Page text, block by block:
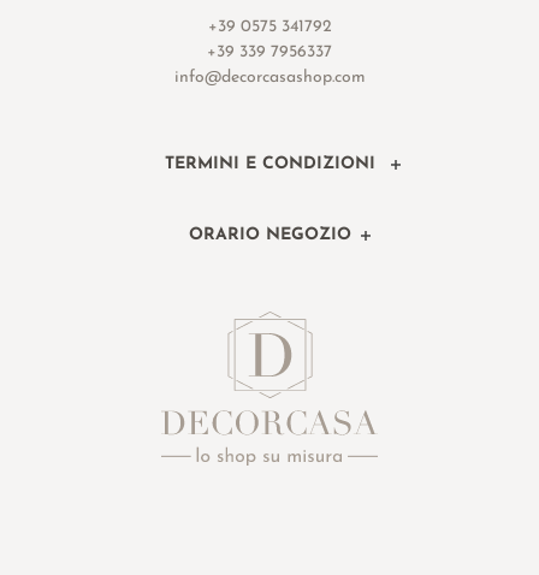
+39 0575 341792
+39 339 7956337
info@decorcasashop.com
TERMINI E CONDIZIONI
ORARIO NEGOZIO